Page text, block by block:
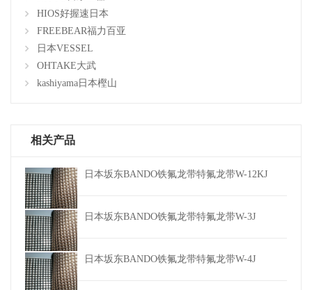
HIOS好握速日本
FREEBEAR福力百亚
日本VESSEL
OHTAKE大武
kashiyama日本樫山
相关产品
日本坂东BANDO铁氟龙带特氟龙带W-12KJ
日本坂东BANDO铁氟龙带特氟龙带W-3J
日本坂东BANDO铁氟龙带特氟龙带W-4J